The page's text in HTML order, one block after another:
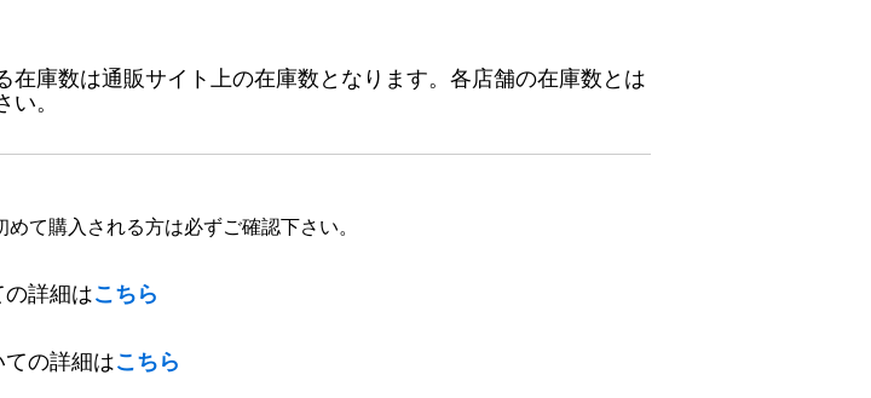
在庫数は通販サイト上の在庫数となります。各店舗の在庫数とは
。
て購入される方は必ずご確認下さい。
詳細はこちら
の詳細はこちら